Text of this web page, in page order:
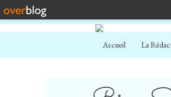
Accueil La